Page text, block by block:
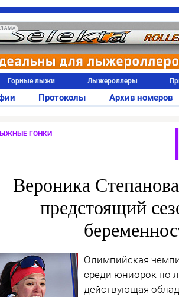
Горные лыжи Лыжероллеры
Протоколы Архив номеров
ГОНКИ
Вероника
предстоящий
Олимпийская
среди юниорок по
действующая